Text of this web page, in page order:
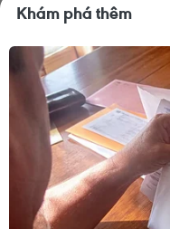
Năm 2023, kim
USD, trong đó
khẩu đạt 326,4 tỷ
hóa
Khám phá thêm